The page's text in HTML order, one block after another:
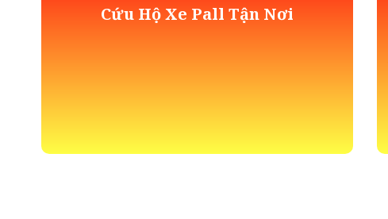
Cứu Hộ Xe Pall Tận Nơi